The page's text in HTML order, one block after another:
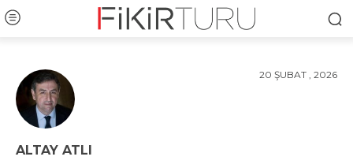
20 ŞUBAT , 2026
ALTAY ATLI